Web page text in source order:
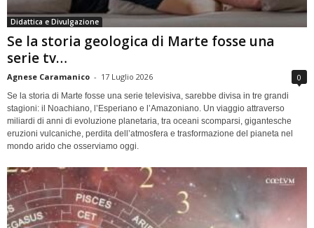
Didattica e Divulgazione
Se la storia geologica di Marte fosse una
serie tv…
Agnese Caramanico - 17 Luglio 2026 0
Se la storia di Marte fosse una serie televisiva, sarebbe divisa in tre grandi
stagioni: il Noachiano, l’Esperiano e l’Amazoniano. Un viaggio attraverso
miliardi di anni di evoluzione planetaria, tra oceani scomparsi, gigantesche
eruzioni vulcaniche, perdita dell’atmosfera e trasformazione del pianeta nel
mondo arido che osserviamo oggi.